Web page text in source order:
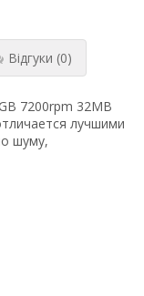
Відгуки (0)
7200rpm 32MB
лучшими
шуму,